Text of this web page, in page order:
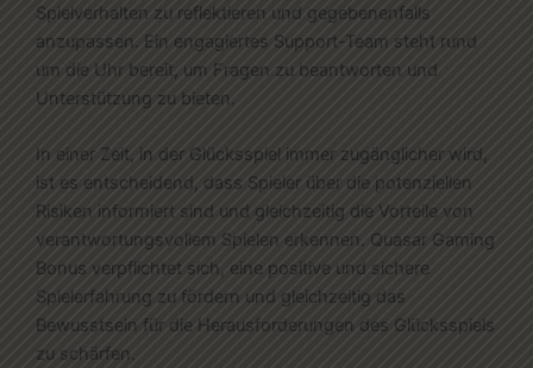
Spielverhalten zu reflektieren und gegebenenfalls
anzupassen. Ein engagiertes Support-Team steht rund
um die Uhr bereit, um Fragen zu beantworten und
Unterstützung zu bieten.
In einer Zeit, in der Glücksspiel immer zugänglicher wird,
ist es entscheidend, dass Spieler über die potenziellen
Risiken informiert sind und gleichzeitig die Vorteile von
verantwortungsvollem Spielen erkennen. Quasar Gaming
Bonus verpflichtet sich, eine positive und sichere
Spielerfahrung zu fördern und gleichzeitig das
Bewusstsein für die Herausforderungen des Glücksspiels
zu schärfen.